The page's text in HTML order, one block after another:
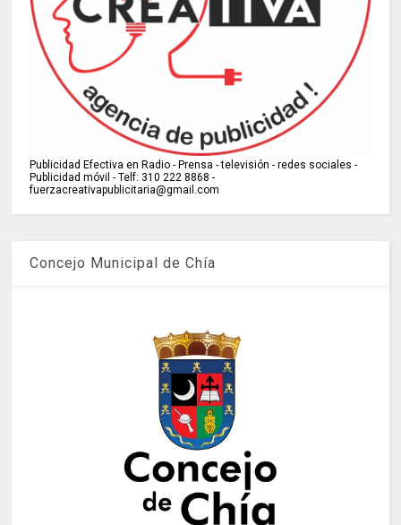
Publicidad Efectiva en Radio - Prensa - televisión - redes sociales -
Publicidad móvil - Telf: 310 222 8868 -
fuerzacreativapublicitaria@gmail.com
Concejo Municipal de Chía